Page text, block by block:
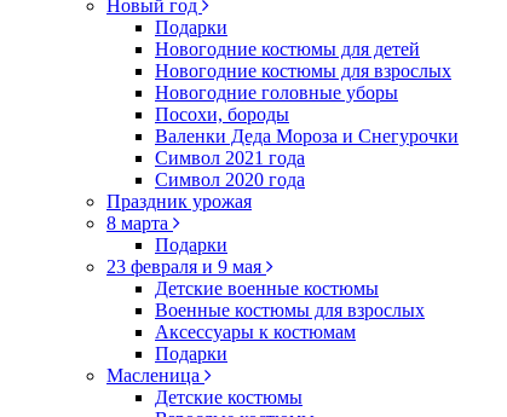
Новый год
Подарки
Новогодние костюмы для детей
Новогодние костюмы для взрослых
Новогодние головные уборы
Посохи, бороды
Валенки Деда Мороза и Снегурочки
Символ 2021 года
Символ 2020 года
Праздник урожая
8 марта
Подарки
23 февраля и 9 мая
Детские военные костюмы
Военные костюмы для взрослых
Аксессуары к костюмам
Подарки
Масленица
Детские костюмы